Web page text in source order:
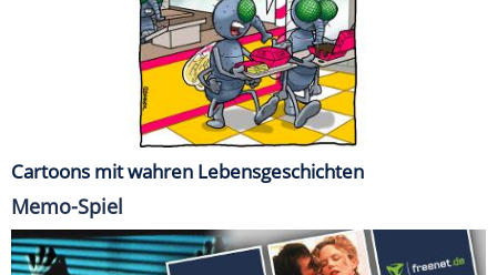
Cartoons mit wahren Lebensgeschichten
Memo-Spiel